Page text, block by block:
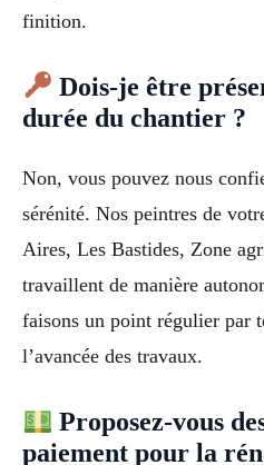
finition.
Dois-je être
durée du chantier ?
Non, vous pouvez nous
sérénité. Nos peintres de
Aires, Les Bastides, Zone
travaillent de manière
faisons un point régulier par
l’avancée des travaux.
Proposez-vous
paiement pour la